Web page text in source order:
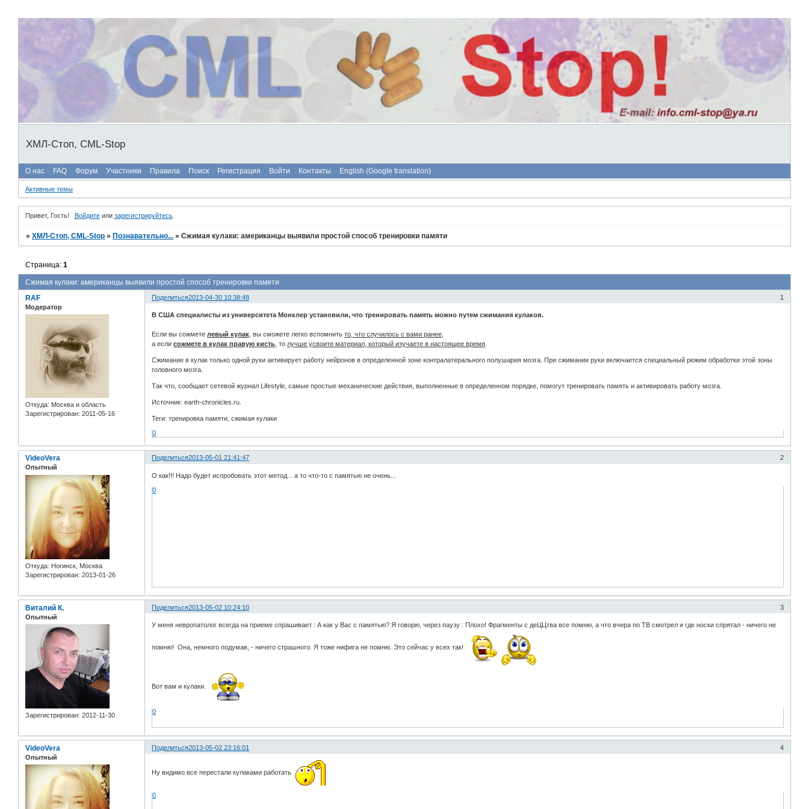
ХМЛ-Стоп, CML-Stop
О нас FAQ Форум Участники Правила Поиск Регистрация Войти Контакты English (Google translation)
Активные темы
Привет, Гость! Войдитеили зарегистрируйтесь.
»ХМЛ-Стоп, CML-Stop »Познавательно... »Сжимая кулаки: американцы выявили простой способ тренировки памяти
Сжимая кулаки: американцы выявили простой способ тренировки памяти
Страница:1
Поделиться 1
2013-04-30 10:38:48
RAF
Модератор
Откуда: Москва и область
Зарегистрирован: 2011-05-16
В США специалисты из университета Монклер установили, что тренировать память можно путем сжимания кулаков.
Если вы сожметелевый кулак , вы сможете легко вспомнитьто, что случилось с вами ранее
а еслисожмете в кулак правую кисть , то лучше усвоите материал, который изучаете в настоящее время
Сжимание в кулак только одной руки активирует работу нейронов в определенной зоне контралатерального полушария мозга. При сжимании руки включается специальный режим обработки этой зоны
головного мозга.
Так что, сообщает сетевой журнал Lifestyle, самые простые механические действия, выполненные в определенном порядке, помогут тренировать память и активировать работу мозга.
Источник: earth-chronicles.ru.
Теги: тренировка памяти, сжимая кулаки
0
Поделиться 2
2013-05-01 21:41:47
VideoVera
Опытный
Откуда: Ногинск, Москва
Зарегистрирован: 2013-01-26
О как!!! Надо будет испробовать этот метод... а то что-то с памятью не очень...
0
Поделиться 3
2013-05-02 10:24:10
Виталий К.
Опытный
Зарегистрирован: 2012-11-30
У меня невропатолог всегда на приеме спрашивает : А как у Вас с памятью? Я говорю, через паузу : Плохо! Фрагменты с деЦЦтва все помню, а что вчера по ТВ смотрел и где носки спрятал - ничего не
помню! Она, немного подумав, - ничего страшного. Я тоже нифига не помню. Это сейчас у всех так!
Вот вам и кулаки.
0
Поделиться 4
2013-05-02 23:16:01
VideoVera
Опытный
Ну видимо все перестали кулаками работать
0